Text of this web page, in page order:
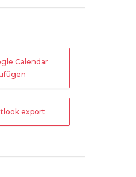
Calendar
export